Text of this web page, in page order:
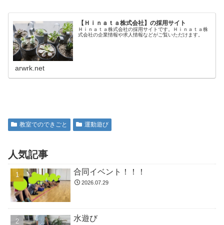
【Ｈｉｎａｔａ株式会社】の採用サイト
Ｈｉｎａｔａ株式会社の採用サイトです。Ｈｉｎａｔａ株
式会社の企業情報や求人情報などがご覧いただけます。
arwrk.net
教室でのできごと 運動遊び
人気記事
合同イベント！！！
2026.07.29
水遊び